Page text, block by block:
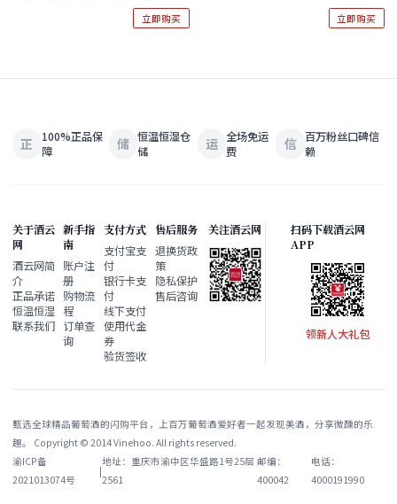
立即购买
立即购买
正
100%正品保
障
储 恒温恒湿仓
储
运 全场免运
费
信 百万粉丝口碑信
赖
关于酒云
网
酒云网简
介
正品承诺
恒温恒湿
联系我们
新手指
南
账户注
册
购物流
程
订单查
询
支付方式
支付宝支
付
银行卡支
付
线下支付
使用代金
券
验货签收
售后服务
退换货政
策
隐私保护
售后咨询
关注酒云网
扫码下载酒云网
APP
领新人大礼包
甄选全球精品葡萄酒的闪购平台，上百万葡萄酒爱好者一起发现美酒，分享微醺的乐
趣。 Copyright © 2014 Vinehoo. All rights reserved.
渝ICP备
2021013074号
|
地址：重庆市渝中区华盛路1号25层
2561
邮编：
400042
电话：
4000191990